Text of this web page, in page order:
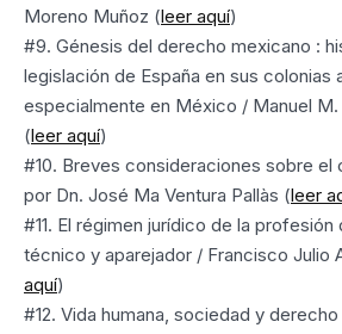
Moreno Muñoz (leer aquí)
#9. Génesis del derecho mexicano :
legislación de España en sus colonias
especialmente en México / Manuel
(leer aquí)
#10. Breves consideraciones sobre el
por Dn. José Ma Ventura Pallàs (leer
#11. El régimen jurídico de la
técnico y aparejador / Francisco Julio
aquí)
#12. Vida humana, sociedad y